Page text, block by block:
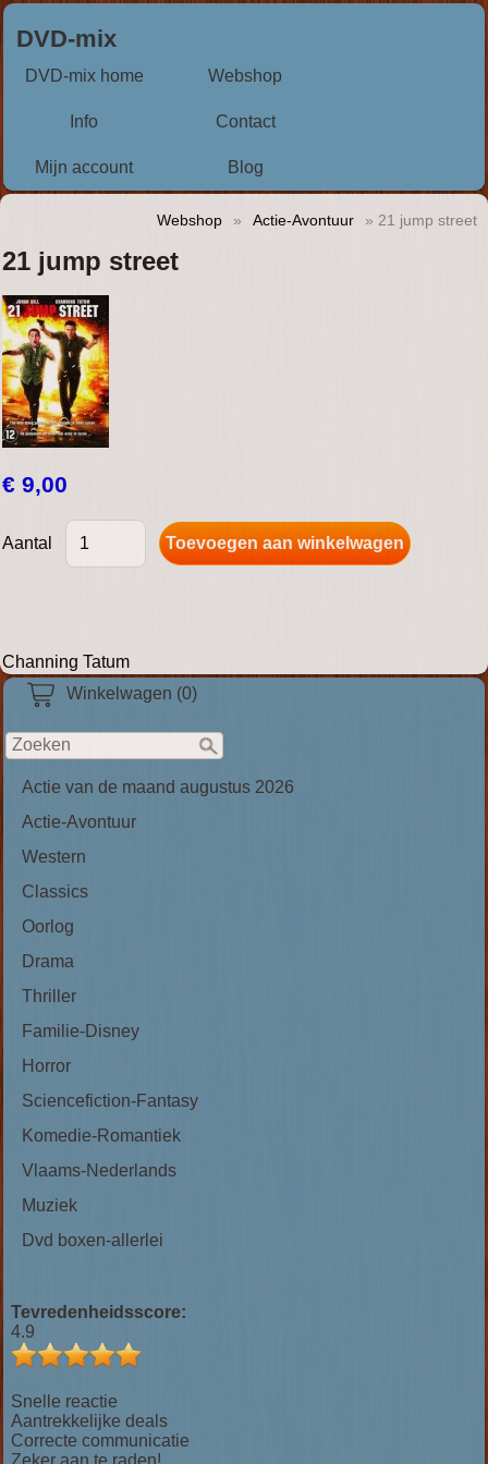
DVD-mix
DVD-mix home Webshop
Info Contact
Mijn account Blog
Winkelwagen (0)
Actie van de maand augustus 2026
Actie-Avontuur
Western
Classics
Oorlog
Drama
Thriller
Familie-Disney
Horror
Sciencefiction-Fantasy
Komedie-Romantiek
Vlaams-Nederlands
Muziek
Dvd boxen-allerlei
Tevredenheidsscore:
4.9
Snelle reactie
Aantrekkelijke deals
Correcte communicatie
Zeker aan te raden!
Webshop » Actie-Avontuur » 21 jump street
21 jump street
€ 9,00
Aantal
Channing Tatum